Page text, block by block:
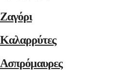
Ζαγόρι
Καλαρρύτες
Ασπρόμαυρες